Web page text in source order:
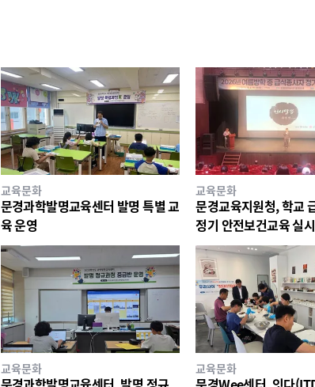
교육문화
문경과학발명교육센터 발명 특별 교
육 운영
교육문화
문경교육지원청, 학교
정기 안전보건교육 실시
교육문화 교육문화